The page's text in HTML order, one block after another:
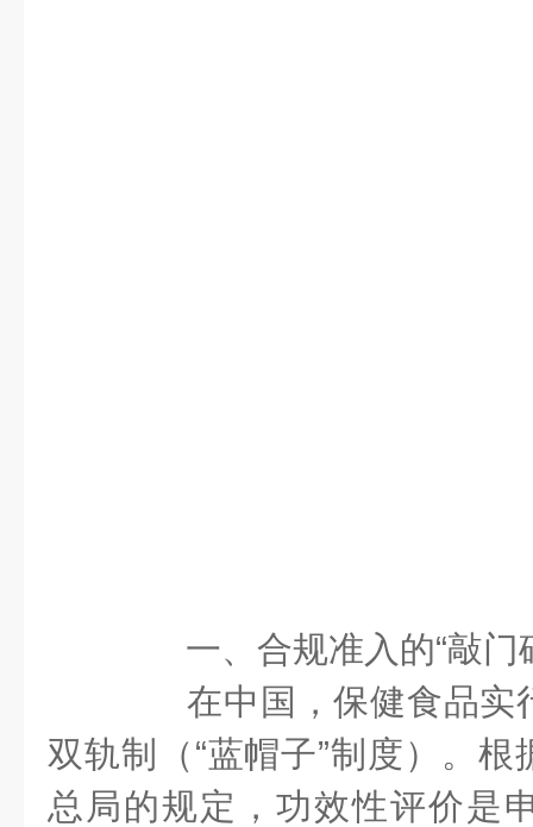
一、合规准入的“敲门
在中国，保健食品实
双轨制（“蓝帽子”制度）。
总局的规定，功效性评价是